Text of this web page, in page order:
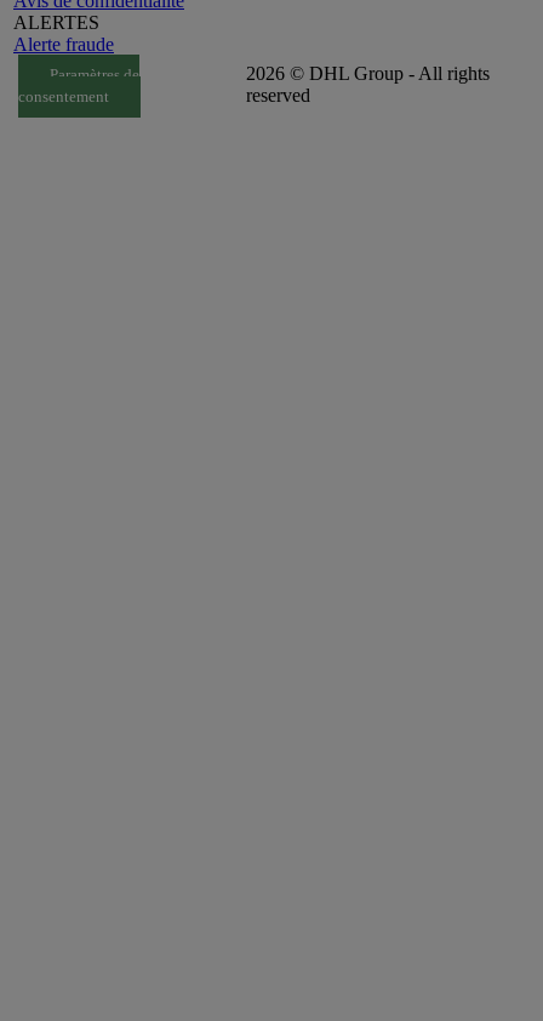
ALERTES
Alerte fraude
Paramètres de
consentement
2026 © DHL Group - All rights
reserved